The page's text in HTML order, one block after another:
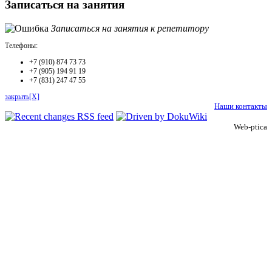
Записаться на занятия
Записаться на занятия к репетитору
Телефоны:
+7 (910) 874 73 73
+7 (905) 194 91 19
+7 (831) 247 47 55
закрыть[X]
Наши контакты
Web-ptica